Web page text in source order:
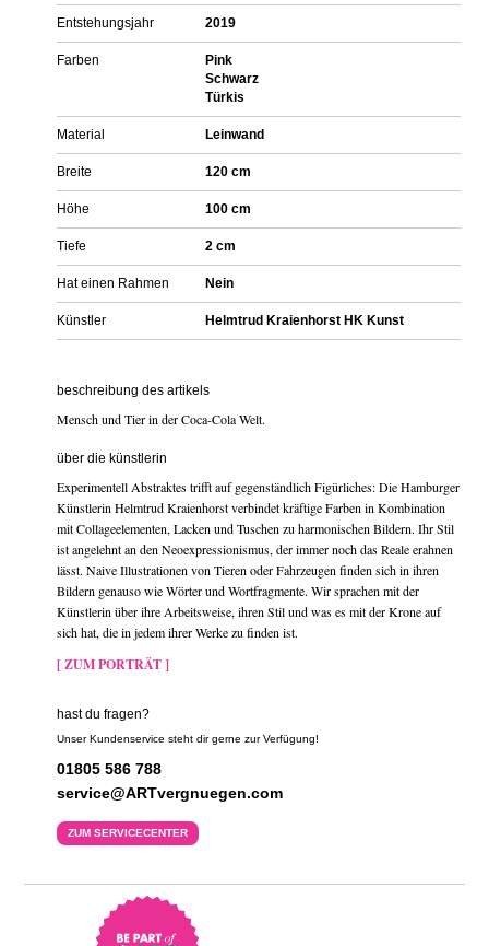
Entstehungsjahr 2019
Farben
Pink
Schwarz
Türkis
Material Leinwand
Breite 120 cm
Höhe 100 cm
Tiefe 2 cm
Hat einen Rahmen Nein
Künstler Helmtrud Kraienhorst HK Kunst
beschreibung des artikels
Mensch und Tier in der Coca-Cola Welt.
über die künstlerin
Experimentell Abstraktes trifft auf gegenständlich Figürliches: Die Hamburger
Künstlerin Helmtrud Kraienhorst verbindet kräftige Farben in Kombination
mit Collageelementen, Lacken und Tuschen zu harmonischen Bildern. Ihr Stil
ist angelehnt an den Neoexpressionismus, der immer noch das Reale erahnen
lässt. Naive Illustrationen von Tieren oder Fahrzeugen finden sich in ihren
Bildern genauso wie Wörter und Wortfragmente. Wir sprachen mit der
Künstlerin über ihre Arbeitsweise, ihren Stil und was es mit der Krone auf
sich hat, die in jedem ihrer Werke zu finden ist.
[ ZUM PORTRÄT ]
hast du fragen?
Unser Kundenservice steht dir gerne zur Verfügung!
01805 586 788
service@ARTvergnuegen.com
ZUM SERVICECENTER